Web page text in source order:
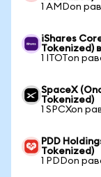
1 AMDon
iShares
Tokenized)
1 ITOTon
SpaceX
Tokenized)
1 SPCXon
PDD
Tokenized)
1 PDDon